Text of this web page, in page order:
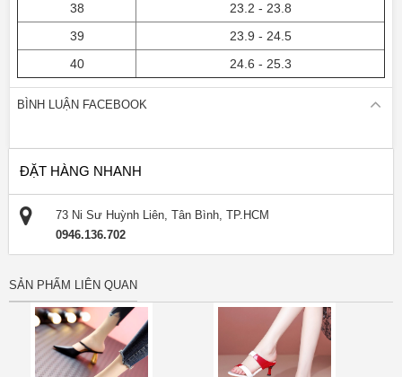
38
23.2 - 23.8
39
23.9 - 24.5
40
24.6 - 25.3
BÌNH LUẬN FACEBOOK
ĐẶT HÀNG NHANH
73 Ni Sư Huỳnh Liên, Tân Bình, TP.HCM
0946.136.702
SẢN PHẨM LIÊN QUAN